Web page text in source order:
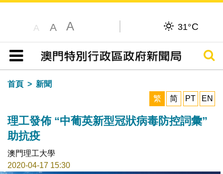
A A A 31°C
目錄
搜尋
首頁
新聞
繁
简 PT EN
理工發佈 “中葡英新型冠狀病毒防控詞彙”
助抗疫
澳門理工大學
2020-04-17 15:30